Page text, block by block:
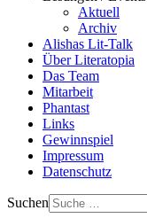
Aktuell
Archiv
Alishas Lit-Talk
Über Literatopia
Das Team
Mitarbeit
Phantast
Links
Gewinnspiel
Impressum
Datenschutz
Suchen